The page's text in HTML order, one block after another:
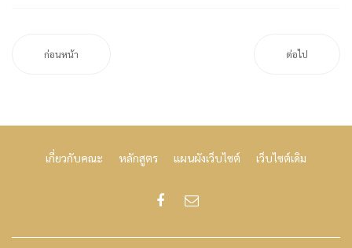
ก่อนหน้า ต่อไป
เกี่ยวกับคณะ หลักสูตร แผนผังเว็บไซต์ เว็บไซต์เดิม